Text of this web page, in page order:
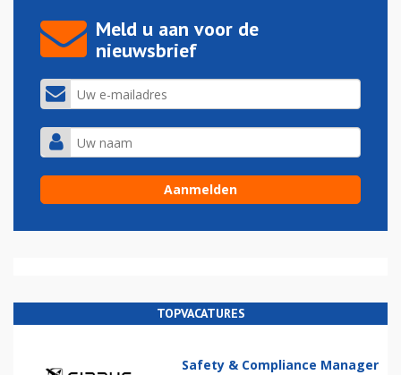
Meld u aan voor de
nieuwsbrief
TOPVACATURES
Safety & Compliance Manager